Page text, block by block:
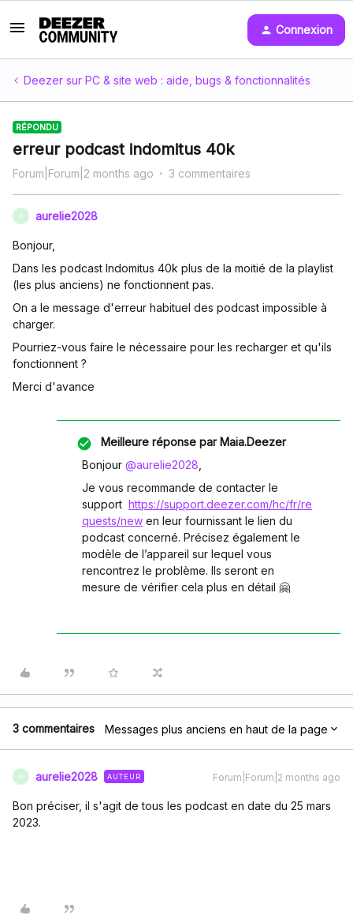
Connexion
Deezer sur PC & site web : aide, bugs & fonctionnalités
RÉPONDU
erreur podcast indomitus 40k
Forum|Forum|2 months ago 3 commentaires
A aurelie2028
Bonjour,
Dans les podcast Indomitus 40k plus de la moitié de la playlist
(les plus anciens) ne fonctionnent pas.
On a le message d'erreur habituel des podcast impossible à
charger.
Pourriez-vous faire le nécessaire pour les recharger et qu'ils
fonctionnent ?
Merci d'avance
Meilleure réponse parMaia.Deezer
Bonjour ​ @aurelie2028
Je vous recommande de contacter le
support https://support.deezer.com/hc/fr/re
quests/new en leur fournissant le lien du
podcast concerné. Précisez également le
modèle de l’appareil sur lequel vous
rencontrez le problème. Ils seront en
mesure de vérifier cela plus en détail 🤗
3 commentaires Messages plus anciens en haut de la page
A aurelie2028 AUTEUR Forum|Forum|2 months ago
Bon préciser, il s'agit de tous les podcast en date du 25 mars
2023.